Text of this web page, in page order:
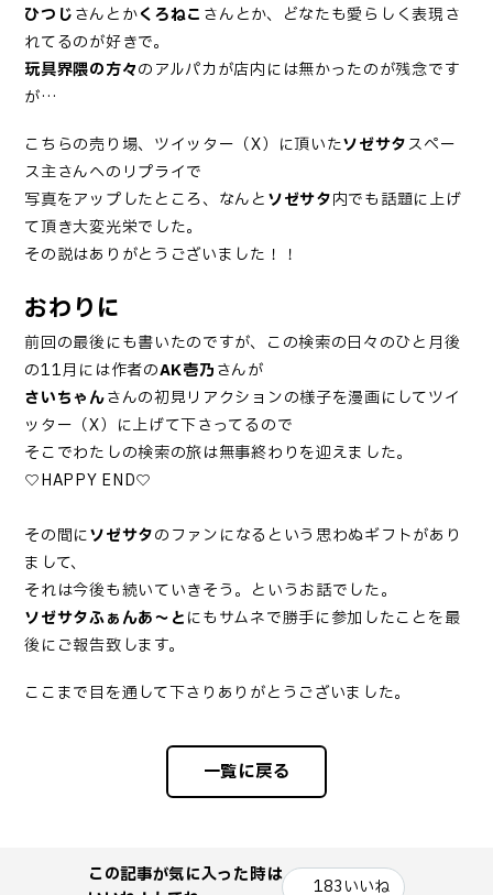
ひつじさんとかくろねこ さんとか、どなたも愛らしく表現さ
れてるのが好きで。
玩具界隈の方々のアルパカが店内には無かったのが残念です
が…
こちらの売り場、ツイッター（X）に頂いたソゼサタスペー
ス主さんへのリプライで
写真をアップしたところ、なんとソゼサタ内でも話題に上げ
て頂き大変光栄でした。
その説はありがとうございました！！
おわりに
前回の最後にも書いたのですが、この検索の日々のひと月後
の11月には作者のAK壱乃さんが
さいちゃんさんの初見リアクションの様子を漫画にしてツイ
ッター（X）に上げて下さってるので
そこでわたしの検索の旅は無事終わりを迎えました。
♡HAPPY END♡
その間にソゼサタのファンになるという思わぬギフトがあり
まして、
それは今後も続いていきそう。というお話でした。
ソゼサタふぁんあ～とにもサムネで勝手に参加したことを最
後にご報告致します。
ここまで目を通して下さりありがとうございました。
一覧に戻る
この記事が気に入った時は
183いいね